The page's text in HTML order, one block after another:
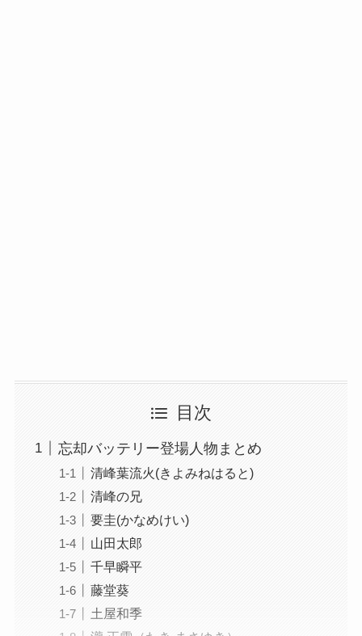
目次
忘却バッテリー登場人物まとめ
清峰葉流火(きよみねはると)
清峰の兄
要圭(かなめけい)
山田太郎
千早瞬平
藤堂葵
土屋和季